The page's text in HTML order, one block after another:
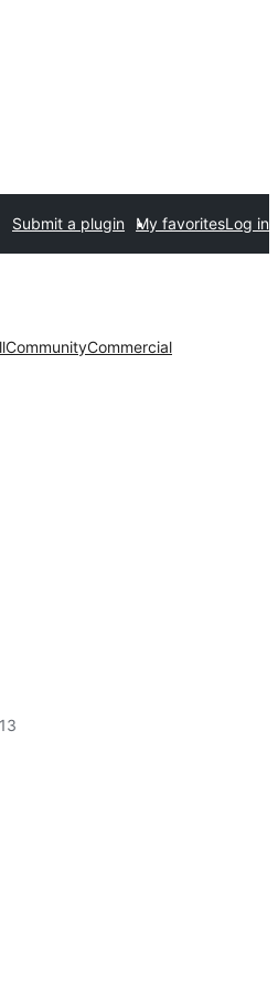
Submit a plugin My favoritesLog in
CommunityCommercial